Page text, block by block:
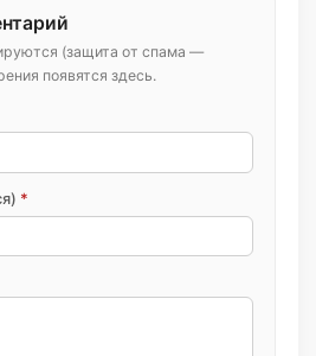
(защита от спама —
появятся здесь.
*